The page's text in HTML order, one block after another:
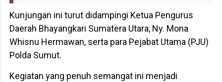
Kunjungan ini turut didampingi Ketua Pengurus
Daerah Bhayangkari Sumatera Utara, Ny. Mona
Whisnu Hermawan, serta para Pejabat Utama (PJU)
Polda Sumut.
Kegiatan yang penuh semangat ini menjadi